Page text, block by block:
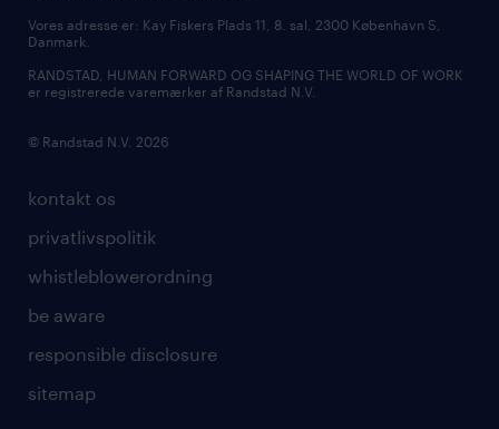
kontakt os
privatlivspolitik
whistleblowerordning
be aware
responsible disclosure
sitemap
Vores adresse er: Kay Fiskers Plads 11, 8. sal, 2300 København S,
Danmark.
RANDSTAD, HUMAN FORWARD OG SHAPING THE WORLD OF WORK
er registrerede varemærker af Randstad N.V.
© Randstad N.V. 2026